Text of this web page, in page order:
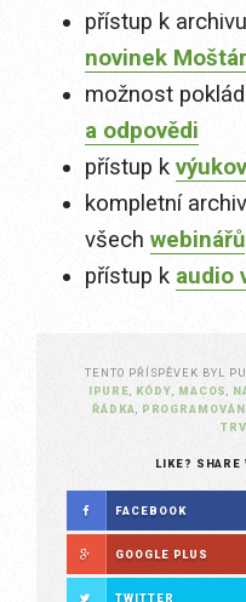
přístup k archivu
novinek
možnost
a odpovědi
přístup k
kompletní
všech webinářů
přístup k audio
TENTO PŘÍSPĚVEK BYL
IPURE
KÓDY MACOS
ŘÁDKA
LIKE? SHARE
FACEBOOK
GOOGLE PLUS
TWITTER